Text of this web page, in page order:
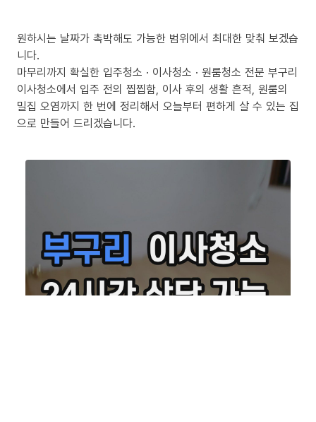
원하시는 날짜가 촉박해도 가능한 범위에서 최대한 맞춰 보겠습
니다.
마무리까지 확실한 입주청소 · 이사청소 · 원룸청소 전문 부구리
이사청소에서 입주 전의 찝찝함, 이사 후의 생활 흔적, 원룸의
밀집 오염까지 한 번에 정리해서 오늘부터 편하게 살 수 있는 집
으로 만들어 드리겠습니다.